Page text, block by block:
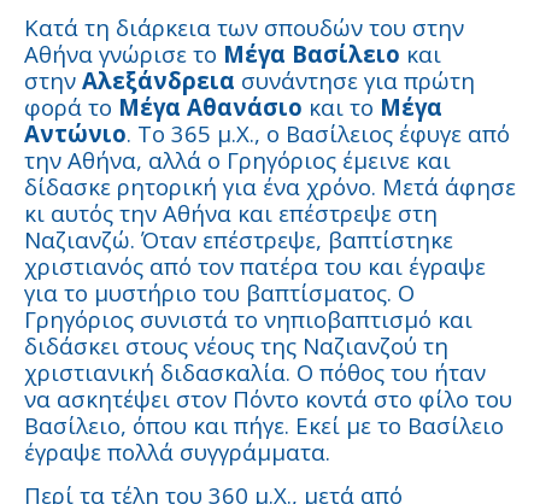
Κατά τη διάρκεια των σπουδών του στην
Αθήνα γνώρισε το Μέγα Βασίλειο και
στην Αλεξάνδρεια συνάντησε για πρώτη
φορά το Μέγα Αθανάσιο και το Μέγα
Αντώνιο. Το 365 μ.Χ., ο Βασίλειος έφυγε από
την Αθήνα, αλλά ο Γρηγόριος έμεινε και
δίδασκε ρητορική για ένα χρόνο. Μετά άφησε
κι αυτός την Αθήνα και επέστρεψε στη
Ναζιανζώ. Όταν επέστρεψε, βαπτίστηκε
χριστιανός από τον πατέρα του και έγραψε
για το μυστήριο του βαπτίσματος. Ο
Γρηγόριος συνιστά το νηπιοβαπτισμό και
διδάσκει στους νέους της Ναζιανζού τη
χριστιανική διδασκαλία. Ο πόθος του ήταν
να ασκητέψει στον Πόντο κοντά στο φίλο του
Βασίλειο, όπου και πήγε. Εκεί με το Βασίλειο
έγραψε πολλά συγγράμματα.
Περί τα τέλη του 360 μ.Χ., μετά από